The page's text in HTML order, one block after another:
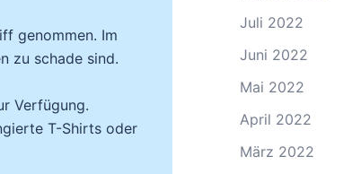
genommen. Im
zu schade sind.
Verfügung.
T-Shirts oder
Juli 2022
Juni 2022
Mai 2022
April 2022
März 2022